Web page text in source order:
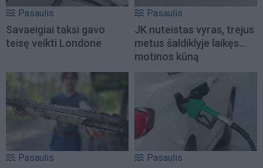
Pasaulis
Savaeigiai taksi gavo
teisę veikti Londone
Pasaulis
JK nuteistas vyras, trejus
metus šaldiklyje laikęs...
motinos kūną
Pasaulis Pasaulis